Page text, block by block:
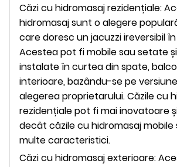
Căzi cu hidromasaj rezidențiale:
hidromasaj sunt o alegere
care doresc un jacuzzi ireversibil
Acestea pot fi mobile sau setate
instalate în curtea din spate,
interioare, bazându-se pe
alegerea proprietarului. Căzile cu
rezidențiale pot fi mai inovatoare
decât căzile cu hidromasaj mobile
multe caracteristici.
Căzi cu hidromasaj exterioare: